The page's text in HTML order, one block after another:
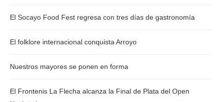
El Socayo Food Fest regresa con tres días de gastronomía
El folklore internacional conquista Arroyo
Nuestros mayores se ponen en forma
El Frontenis La Flecha alcanza la Final de Plata del Open